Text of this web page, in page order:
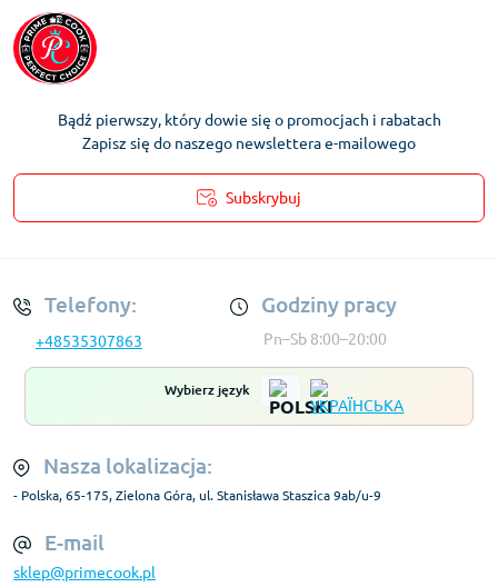
Bądź pierwszy, który dowie się o promocjach i rabatach
Zapisz się do naszego newslettera e-mailowego
Subskrybuj
Telefony:
+48535307863
Godziny pracy
Pn–Sb 8:00–20:00
Wybierz język
Nasza lokalizacja:
- Polska, 65-175, Zielona Góra, ul. Stanisława Staszica 9ab/u-9
E-mail
sklep@primecook.pl